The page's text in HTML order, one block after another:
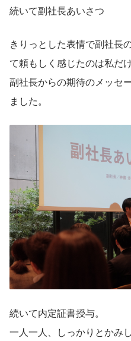
続いて副社長あいさつ
きりっとした表情で副社長
て頼もしく感じたのは私だ
副社長からの期待のメッセ
ました。
続いて内定証書授与。
一人一人、しっかりとかみ